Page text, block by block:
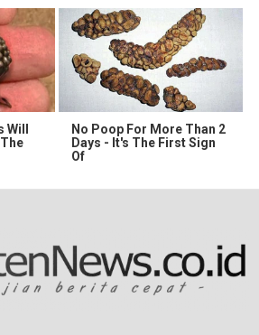
No Poop For More Than 2
Days - It's The First Sign
Of